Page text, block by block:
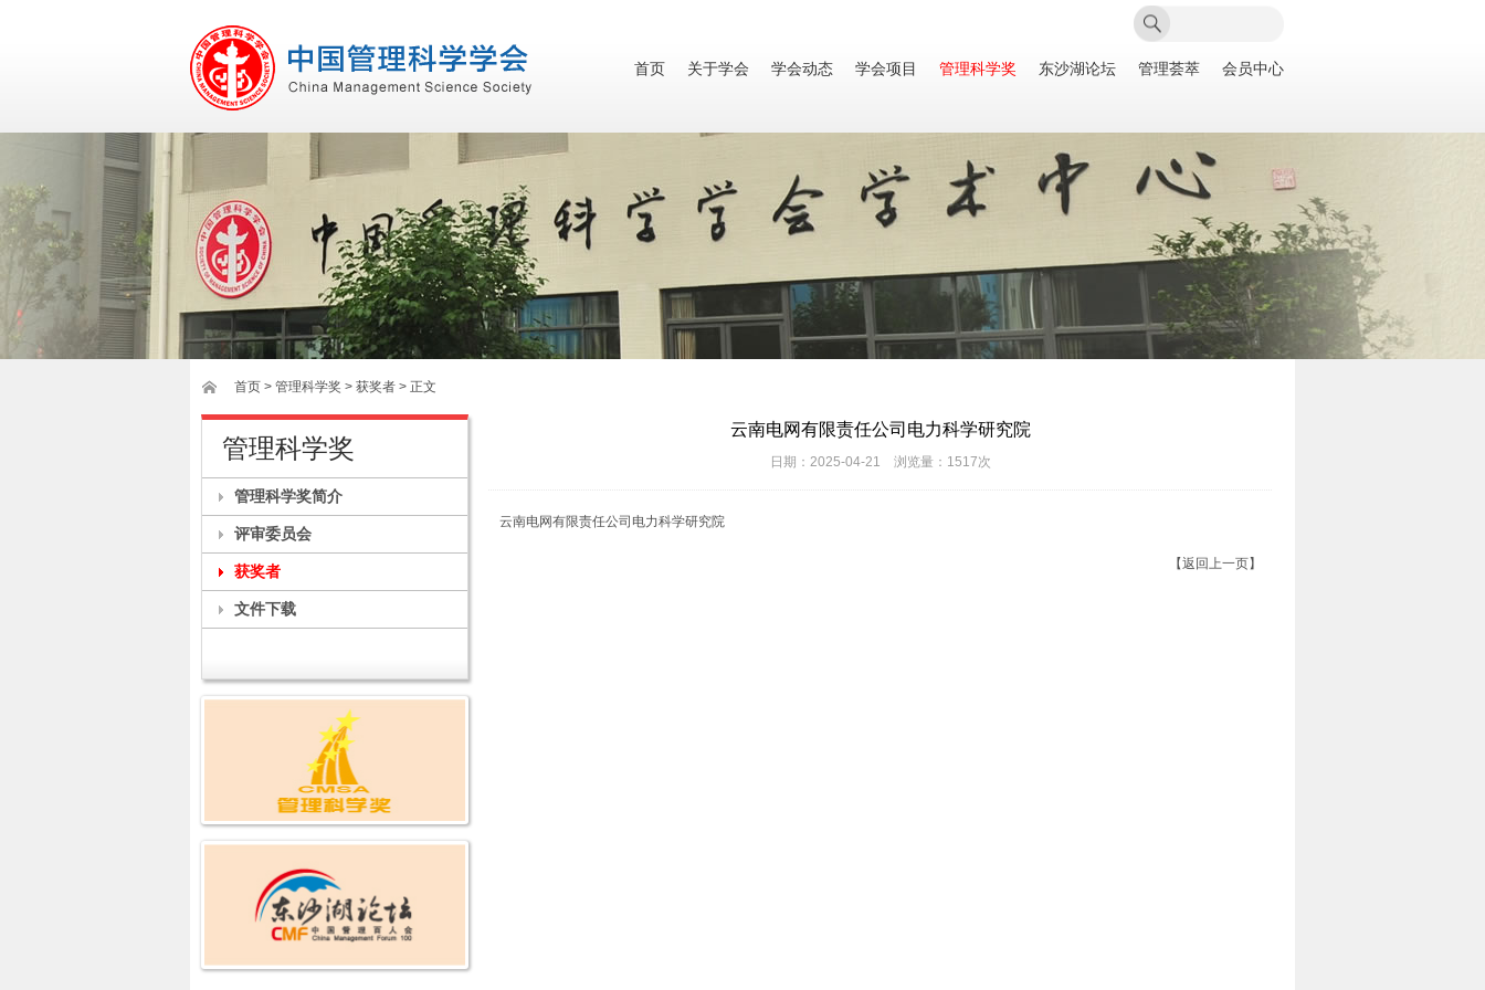
首页 关于学会 学会动态 学会项目 管理科学奖 东沙湖论坛 管理荟萃 会员中心
首页 > 管理科学奖 > 获奖者 > 正文
管理科学奖
管理科学奖简介
评审委员会
获奖者
文件下载
云南电网有限责任公司电力科学研究院
日期：2025-04-21 浏览量：1517次
云南电网有限责任公司电力科学研究院
【返回上一页】